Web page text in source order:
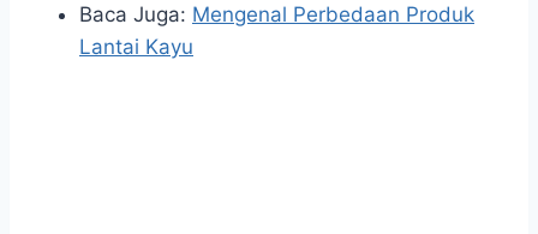
Baca Juga: Mengenal Perbedaan Produk
Lantai Kayu